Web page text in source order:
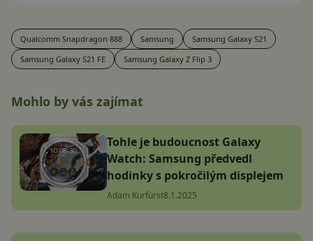
Qualcomm Snapdragon 888 Samsung
Samsung Galaxy S21
Samsung Galaxy S21 FE
Samsung Galaxy Z Flip 3
Mohlo by vás zajímat
Tohle je budoucnost Galaxy
Watch: Samsung předvedl
hodinky s pokročilým displejem
Adam Kurfürst8.1.2025